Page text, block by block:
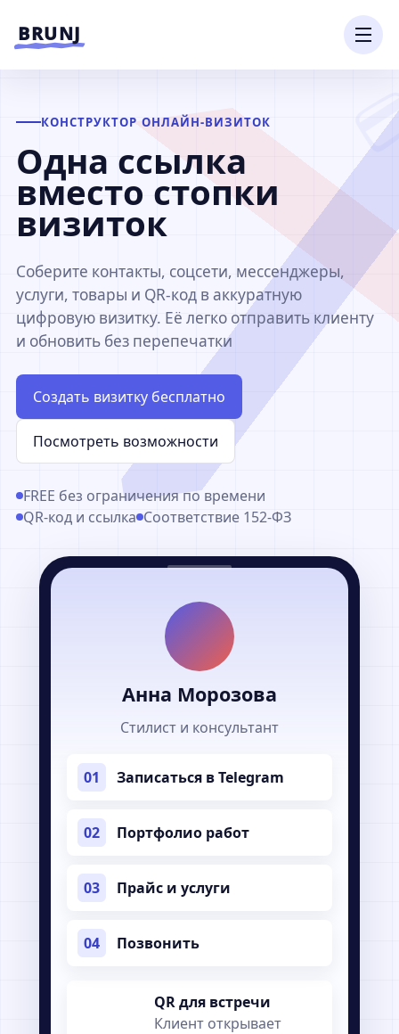
BRUNJ
КОНСТРУКТОР ОНЛАЙН-ВИЗИТОК
Одна ссылка
вместо стопки
визиток
Соберите контакты, соцсети, мессенджеры,
услуги, товары и QR-код в аккуратную
цифровую визитку. Её легко отправить клиенту
и обновить без перепечатки
Создать визитку бесплатно
Посмотреть возможности
FREE без ограничения по времени
QR-код и ссылка Соответствие 152-ФЗ
Анна Морозова
Стилист и консультант
01 Записаться в Telegram
02 Портфолио работ
03 Прайс и услуги
04 Позвонить
QR для встречи
Клиент открывает